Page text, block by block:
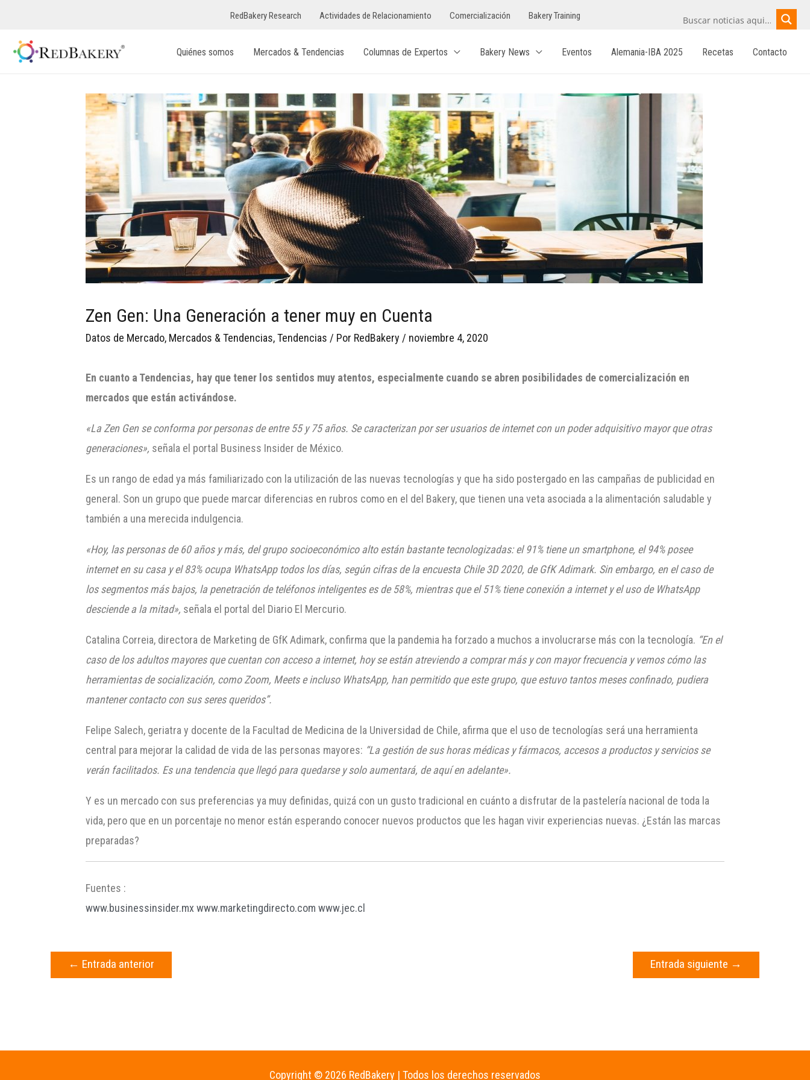
RedBakery Research Actividades de Relacionamiento Comercialización Bakery Training
Quiénes somos Mercados & Tendencias Columnas de Expertos Bakery News Eventos Alemania-IBA 2025 Recetas Contacto
Zen Gen: Una Generación a tener muy en Cuenta
Datos de Mercado, Mercados & Tendencias,Tendencias / Por RedBakery / noviembre 4, 2020
En cuanto a Tendencias, hay que tener los sentidos muy atentos, especialmente cuando se abren posibilidades de comercialización en
mercados que están activándose.
«La Zen Gen se conforma por personas de entre 55 y 75 años. Se caracterizan por ser usuarios de internet con un poder adquisitivo mayor que otras
generaciones», señala el portal Business Insider de México.
Es un rango de edad ya más familiarizado con la utilización de las nuevas tecnologías y que ha sido postergado en las campañas de publicidad en
general. Son un grupo que puede marcar diferencias en rubros como en el del Bakery, que tienen una veta asociada a la alimentación saludable y
también a una merecida indulgencia.
«Hoy, las personas de 60 años y más, del grupo socioeconómico alto están bastante tecnologizadas: el 91% tiene un smartphone, el 94% posee
internet en su casa y el 83% ocupa WhatsApp todos los días, según cifras de la encuesta Chile 3D 2020, de GfK Adimark. Sin embargo, en el caso de
los segmentos más bajos, la penetración de teléfonos inteligentes es de 58%, mientras que el 51% tiene conexión a internet y el uso de WhatsApp
desciende a la mitad», señala el portal del Diario El Mercurio.
Catalina Correia, directora de Marketing de GfK Adimark, confirma que la pandemia ha forzado a muchos a involucrarse más con la tecnología. “En el
caso de los adultos mayores que cuentan con acceso a internet, hoy se están atreviendo a comprar más y con mayor frecuencia y vemos cómo las
herramientas de socialización, como Zoom, Meets e incluso WhatsApp, han permitido que este grupo, que estuvo tantos meses confinado, pudiera
mantener contacto con sus seres queridos”.
Felipe Salech, geriatra y docente de la Facultad de Medicina de la Universidad de Chile, afirma que el uso de tecnologías será una herramienta
central para mejorar la calidad de vida de las personas mayores: “La gestión de sus horas médicas y fármacos, accesos a productos y servicios se
verán facilitados. Es una tendencia que llegó para quedarse y solo aumentará, de aquí en adelante».
Y es un mercado con sus preferencias ya muy definidas, quizá con un gusto tradicional en cuánto a disfrutar de la pastelería nacional de toda la
vida, pero que en un porcentaje no menor están esperando conocer nuevos productos que les hagan vivir experiencias nuevas. ¿Están las marcas
preparadas?
Fuentes :
www.businessinsider.mx www.marketingdirecto.com www.jec.cl
← Entrada anterior Entrada siguiente →
Copyright © 2026 RedBakery | Todos los derechos reservados